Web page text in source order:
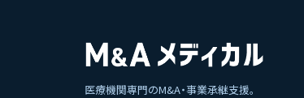
医療機関専門のM&A・事業承継支援。